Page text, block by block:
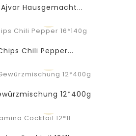
Hausgemacht...
Chili Pepper...
12*400g